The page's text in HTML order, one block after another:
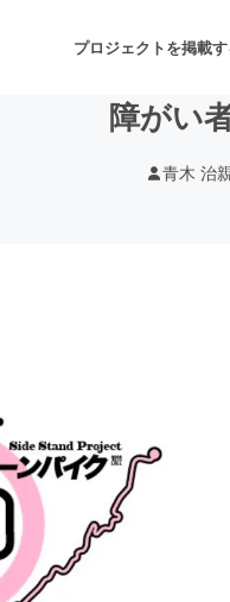
プロジェクトを掲載
チャレンジ
障がい
青木 治